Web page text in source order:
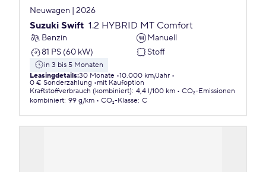
Neuwagen | 2026
Suzuki Swift 1.2 HYBRID MT Comfort
Benzin
Manuell
81 PS (60 kW)
Stoff
in 3 bis 5 Monaten
Leasingdetails:30 Monate 10.000 km/Jahr
0 € Sonderzahlung
mit Kaufoption
Kraftstoffverbrauch (kombiniert): 4,4 l/100 km
CO₂-Emissionen
kombiniert: 99 g/km CO₂-Klasse: C